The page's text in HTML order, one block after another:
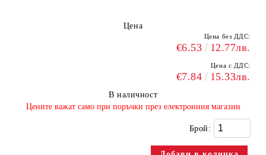
Цена
Цена без ДДС:
€6.53 12.77лв.
Цена с ДДС:
€7.84 15.33лв.
В наличност
​Цените важат само при поръчки през електронния магазин
Брой: